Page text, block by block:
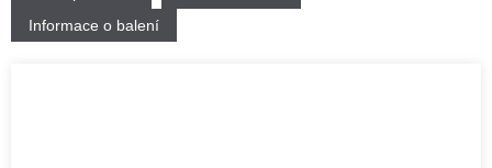
Informace o balení